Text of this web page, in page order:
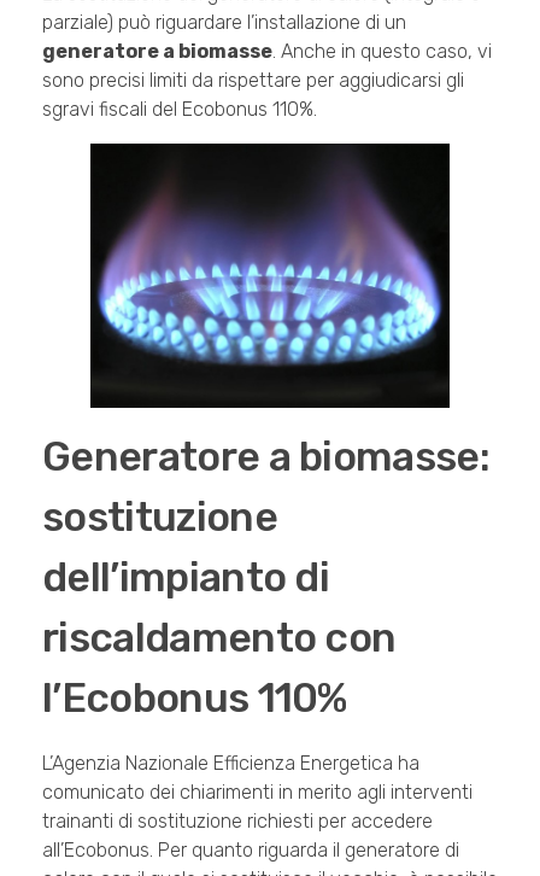
parziale) può riguardare l’installazione di un
generatore a biomasse. Anche in questo caso, vi
sono precisi limiti da rispettare per aggiudicarsi gli
sgravi fiscali del Ecobonus 110%.
Generatore a biomasse:
sostituzione
dell’impianto di
riscaldamento con
l’Ecobonus 110%
L’Agenzia Nazionale Efficienza Energetica ha
comunicato dei chiarimenti in merito agli interventi
trainanti di sostituzione richiesti per accedere
all’Ecobonus. Per quanto riguarda il generatore di